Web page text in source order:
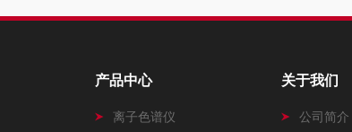
产品中心
离子色谱仪
关于我们
公司简介